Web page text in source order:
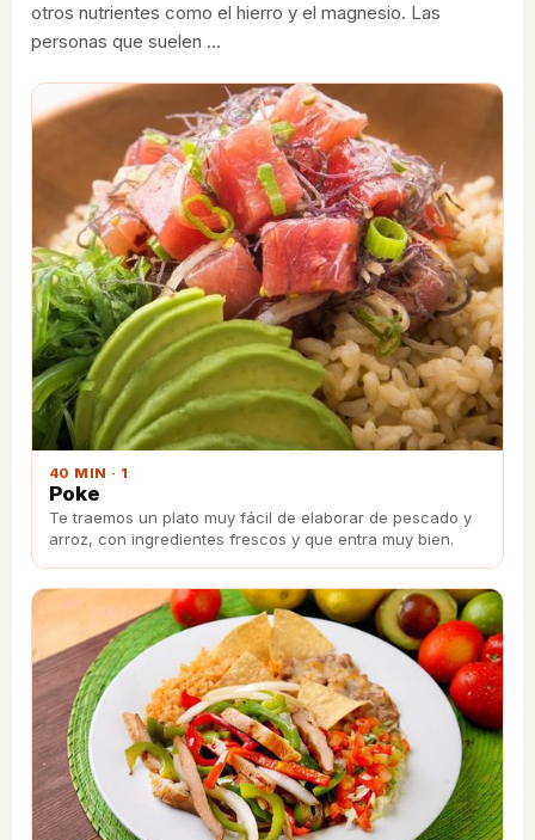
otros nutrientes como el hierro y el magnesio. Las
personas que suelen …
40 MIN · 1
Poke
Te traemos un plato muy fácil de elaborar de pescado y
arroz, con ingredientes frescos y que entra muy bien.